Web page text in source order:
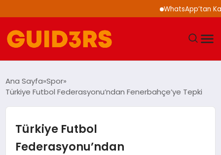
WhatsApp’tan
YAŞAM
TEKNOLOJI
SPOR
Ana Sayfa Spor
Türkiye Futbol Federasyonu’ndan Fenerbahçe’ye Tepki
Türkiye Futbol
Federasyonu’ndan